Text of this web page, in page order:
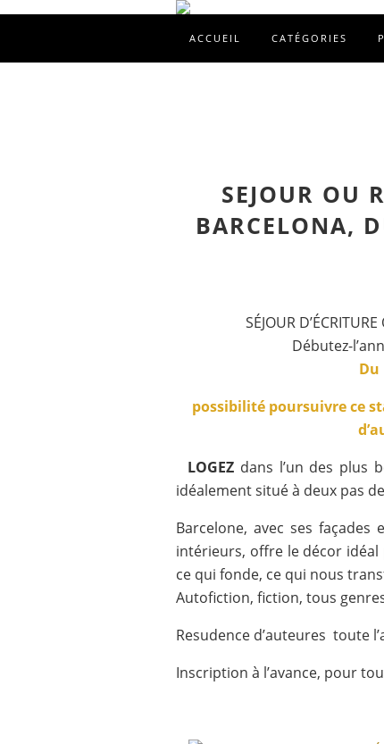
ACCUEIL CATÉGORIES
SEJOUR OU
BARCELONA,
SÉJOUR
Débutez-
Du
possibilité poursuivre ce
LOGEZ dans l’un des plus
idéalement situé à deux pas
Barcelone, avec ses
intérieurs, offre le décor
ce qui fonde, ce qui nous
Autofiction, fiction, tous
Resudence d’auteures toute
Inscription à l’avance, pour